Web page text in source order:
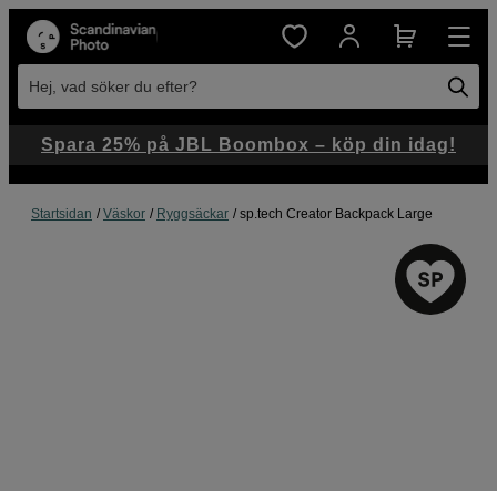
Hej, vad söker du efter?
Startsidan Väskor Ryggsäckar sp.tech Creator Backpack Large
Spara 25% på JBL Boombox – köp din idag!